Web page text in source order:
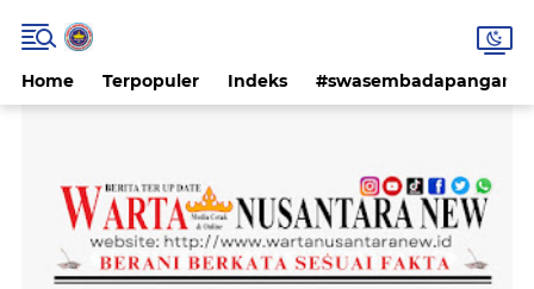
Home Terpopuler Indeks #swasembadapangan